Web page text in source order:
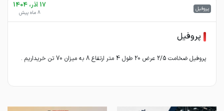
پروفیل 17 آذر، 1404
8 ماه پیش
پروفیل
پروفیل ضخامت 2/5 عرض 20 طول 4 متر ارتفاع 8 به میزان 70 تن خریداریم .